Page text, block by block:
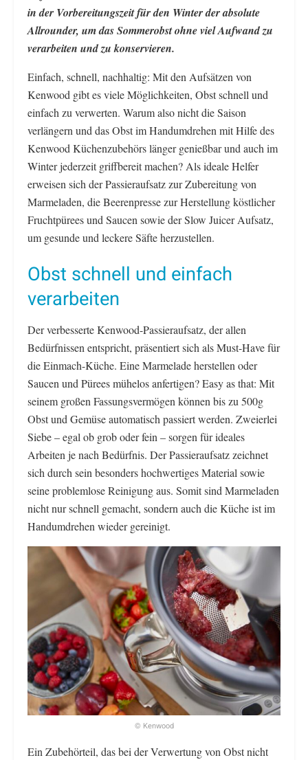
in der Vorbereitungszeit für den Winter der absolute
Allrounder, um das Sommerobst ohne viel Aufwand zu
verarbeiten und zu konservieren.
Einfach, schnell, nachhaltig: Mit den Aufsätzen von
Kenwood gibt es viele Möglichkeiten, Obst schnell und
einfach zu verwerten. Warum also nicht die Saison
verlängern und das Obst im Handumdrehen mit Hilfe des
Kenwood Küchenzubehörs länger genießbar und auch im
Winter jederzeit griffbereit machen? Als ideale Helfer
erweisen sich der Passieraufsatz zur Zubereitung von
Marmeladen, die Beerenpresse zur Herstellung köstlicher
Fruchtpürees und Saucen sowie der Slow Juicer Aufsatz,
um gesunde und leckere Säfte herzustellen.
Obst schnell und einfach
verarbeiten
Der verbesserte Kenwood-Passieraufsatz, der allen
Bedürfnissen entspricht, präsentiert sich als Must-Have für
die Einmach-Küche. Eine Marmelade herstellen oder
Saucen und Pürees mühelos anfertigen? Easy as that: Mit
seinem großen Fassungsvermögen können bis zu 500g
Obst und Gemüse automatisch passiert werden. Zweierlei
Siebe – egal ob grob oder fein – sorgen für ideales
Arbeiten je nach Bedürfnis. Der Passieraufsatz zeichnet
sich durch sein besonders hochwertiges Material sowie
seine problemlose Reinigung aus. Somit sind Marmeladen
nicht nur schnell gemacht, sondern auch die Küche ist im
Handumdrehen wieder gereinigt.
© Kenwood
Ein Zubehörteil, das bei der Verwertung von Obst nicht